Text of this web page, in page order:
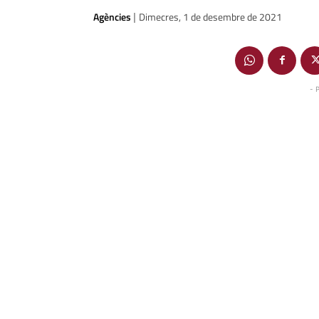
Agències | Dimecres, 1 de desembre de 2021
-